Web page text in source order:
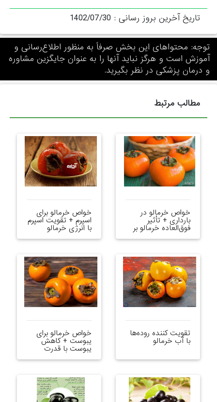
تاریخ آخرین بروز رسانی : 1402/07/30
توجه: محتواهای این بخش صرفاً به منظور اطلاع‌رسانی و
آموزش است و هرگز نباید آنها را به عنوان جایگزین مشاوره
و درمان پزشکی در نظر بگیرید.
مطالب مرتبط
خواص خرمالو در
بارداری + تأثیر
فوق‌العاده خرمالو بر
سلامتی
خواص خرمالو برای
اسپرم + تقویت اسپرم
با انرژی خرمالو
تقویت کننده روده‌ها
با آب خرمالو
خواص خرمالو برای
یبوست + کاهش
یبوست با قدرت
خرمالو